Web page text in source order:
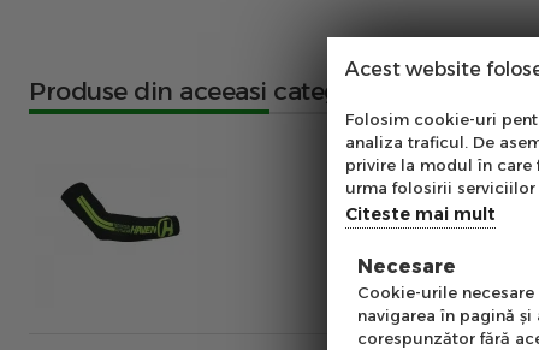
Produse din aceeasi categorie
Acest website
Folosim cookie-uri
analiza traficul. De
privire la modul în
urma folosirii serviciilor
Citeste mai mult
Necesare
Cookie-urile
navigarea în pagină
corespunzător fără